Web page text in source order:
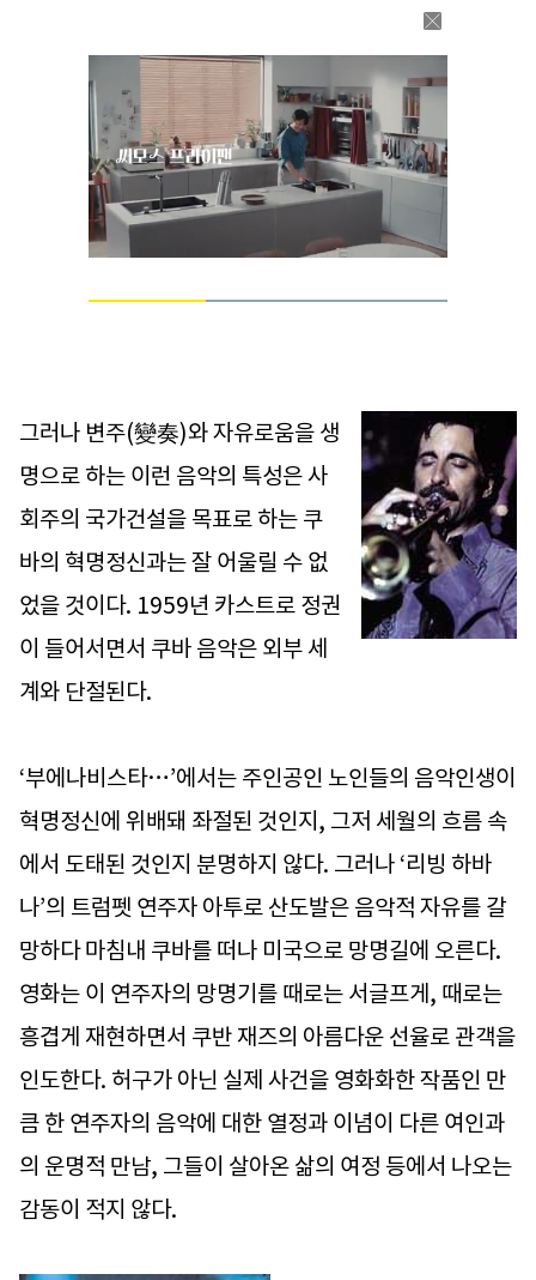
Loaded:
그러나 변주(變奏)와 자유로움을 생
명으로 하는 이런 음악의 특성은 사
회주의 국가건설을 목표로 하는 쿠
바의 혁명정신과는 잘 어울릴 수 없
었을 것이다. 1959년 카스트로 정권
이 들어서면서 쿠바 음악은 외부 세
계와 단절된다.
‘부에나비스타…’에서는 주인공인 노인들의 음악인생이
혁명정신에 위배돼 좌절된 것인지, 그저 세월의 흐름 속
에서 도태된 것인지 분명하지 않다. 그러나 ‘리빙 하바
나’의 트럼펫 연주자 아투로 산도발은 음악적 자유를 갈
망하다 마침내 쿠바를 떠나 미국으로 망명길에 오른다.
영화는 이 연주자의 망명기를 때로는 서글프게, 때로는
흥겹게 재현하면서 쿠반 재즈의 아름다운 선율로 관객을
인도한다. 허구가 아닌 실제 사건을 영화화한 작품인 만
큼 한 연주자의 음악에 대한 열정과 이념이 다른 여인과
의 운명적 만남, 그들이 살아온 삶의 여정 등에서 나오는
감동이 적지 않다.